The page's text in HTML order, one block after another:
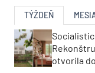
TÝŽDEŇ
otvorila